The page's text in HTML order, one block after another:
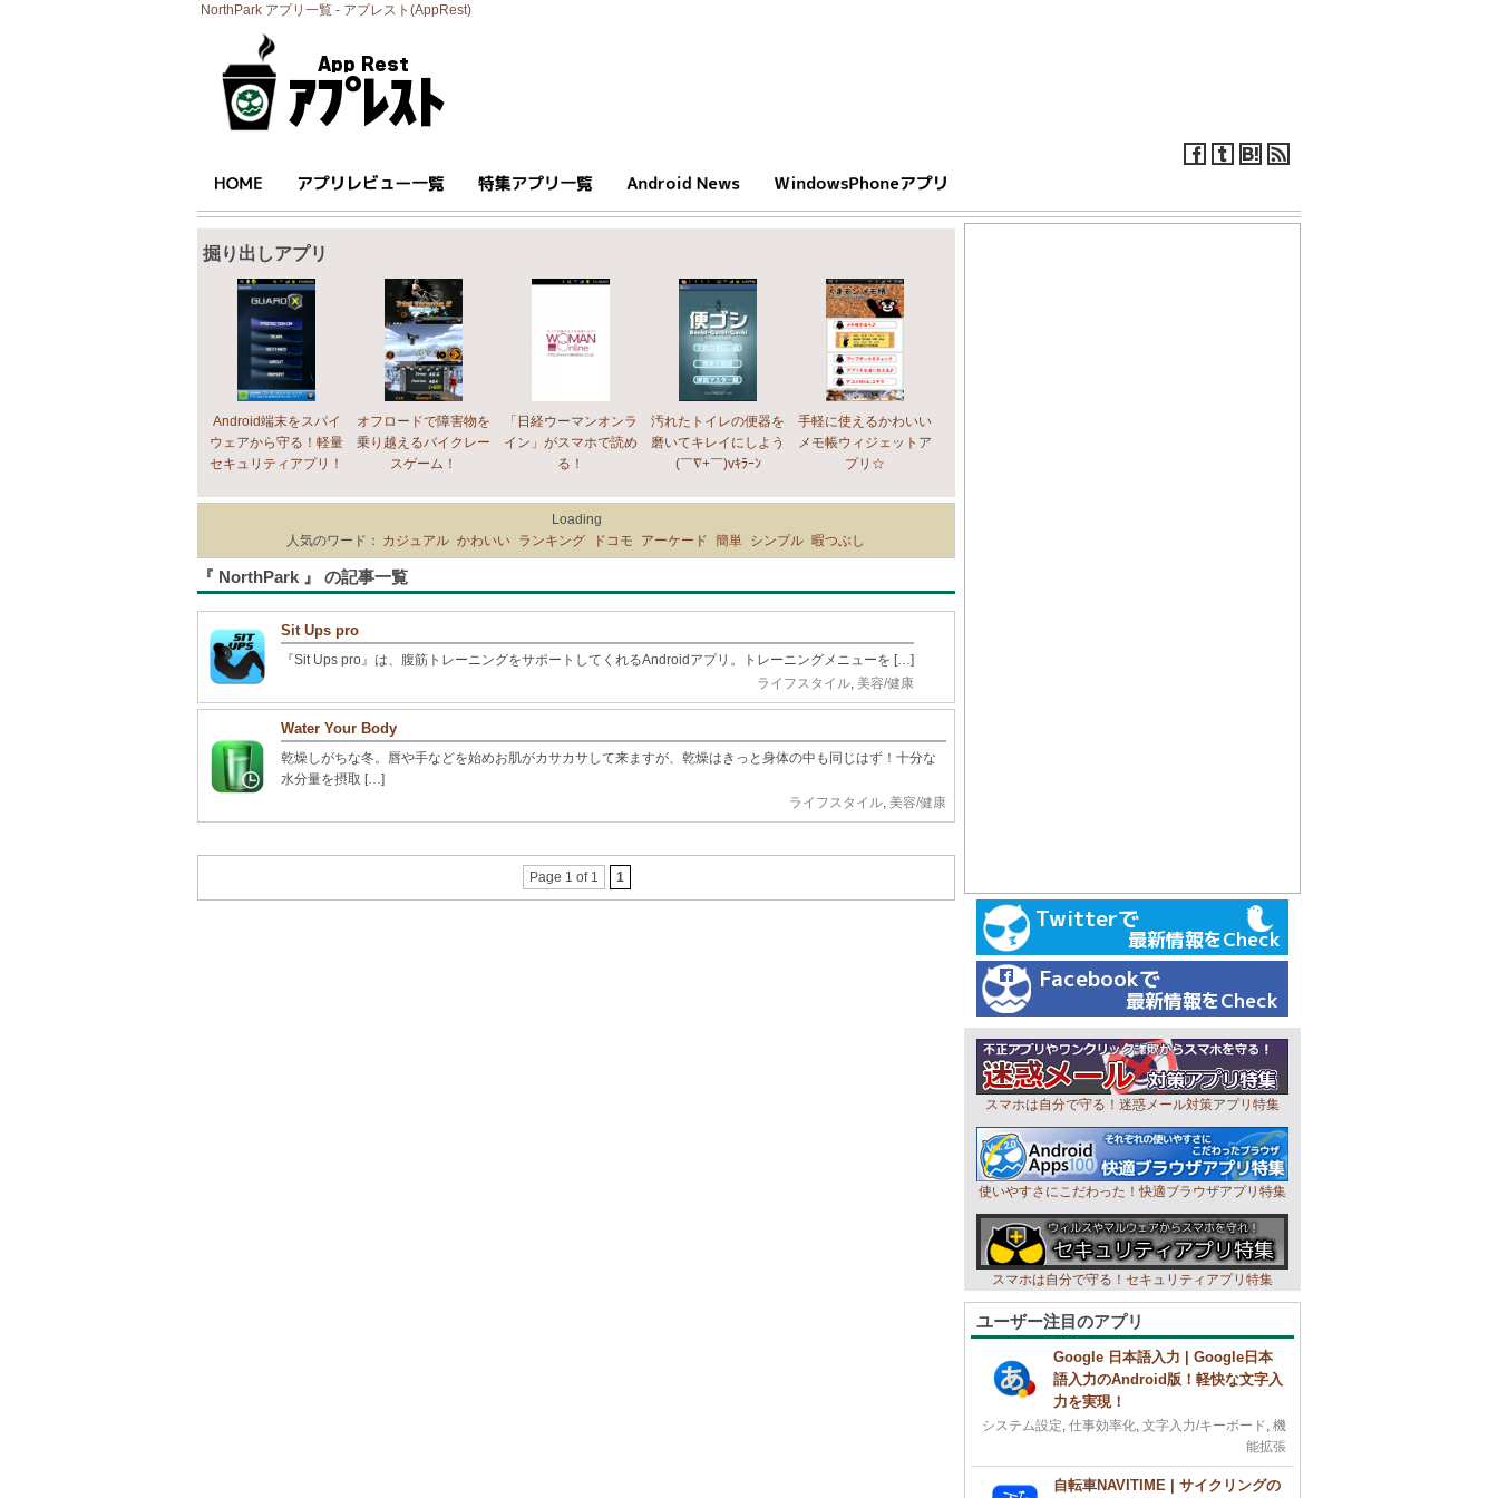
NorthPark アプリ一覧 - アプレスト(AppRest)
掘り出しアプリ
Android端末をスパイ
ウェアから守る！軽量
セキュリティアプリ！
オフロードで障害物を
乗り越えるバイクレー
スゲーム！
「日経ウーマンオンラ
イン」がスマホで読め
る！
汚れたトイレの便器を
磨いてキレイにしよう
(￣∇+￣)vｷﾗｰﾝ
手軽に使えるかわいい
メモ帳ウィジェットア
プリ☆
Loading
人気のワード： カジュアル かわいい ランキング ドコモ アーケード 簡単 シンプル 暇つぶし
『 NorthPark 』 の記事一覧
Sit Ups pro
『Sit Ups pro』は、腹筋トレーニングをサポートしてくれるAndroidアプリ。トレーニングメニューを […]
ライフスタイル, 美容/健康
Water Your Body
乾燥しがちな冬。唇や手などを始めお肌がカサカサして来ますが、乾燥はきっと身体の中も同じはず！十分な
水分量を摂取 […]
ライフスタイル, 美容/健康
Page 1 of 1 1
スマホは自分で守る！迷惑メール対策アプリ特集
使いやすさにこだわった！快適ブラウザアプリ特集
スマホは自分で守る！セキュリティアプリ特集
ユーザー注目のアプリ
Google 日本語入力 | Google日本
語入力のAndroid版！軽快な文字入
力を実現！
システム設定, 仕事効率化, 文字入力/キーボード, 機
能拡張
自転車NAVITIME | サイクリングの